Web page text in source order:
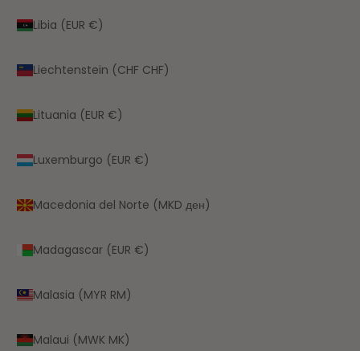
Libia (EUR €)
Liechtenstein (CHF CHF)
Lituania (EUR €)
Luxemburgo (EUR €)
Macedonia del Norte (MKD ден)
Madagascar (EUR €)
Malasia (MYR RM)
Malaui (MWK MK)